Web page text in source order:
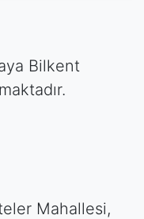
Bilkent
Mahallesi,